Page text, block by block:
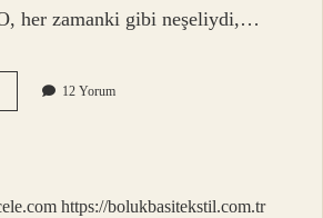
her zamanki gibi neşeliydi,…
12 Yorum
https://bolukbasitekstil.com.tr